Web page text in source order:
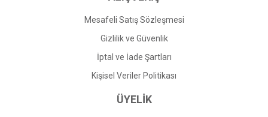
Mesafeli Satış Sözleşmesi
Gizlilik ve Güvenlik
İptal ve İade Şartları
Kişisel Veriler Politikası
ÜYELİK